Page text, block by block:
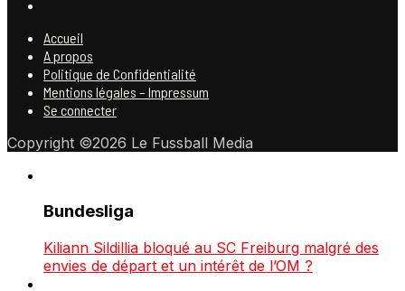
Accueil
A propos
Politique de Confidentialité
Mentions légales – Impressum
Se connecter
Copyright ©2026 Le Fussball Media
Bundesliga
Kiliann Sildillia bloqué au SC Freiburg malgré des
envies de départ et un intérêt de l’OM ?